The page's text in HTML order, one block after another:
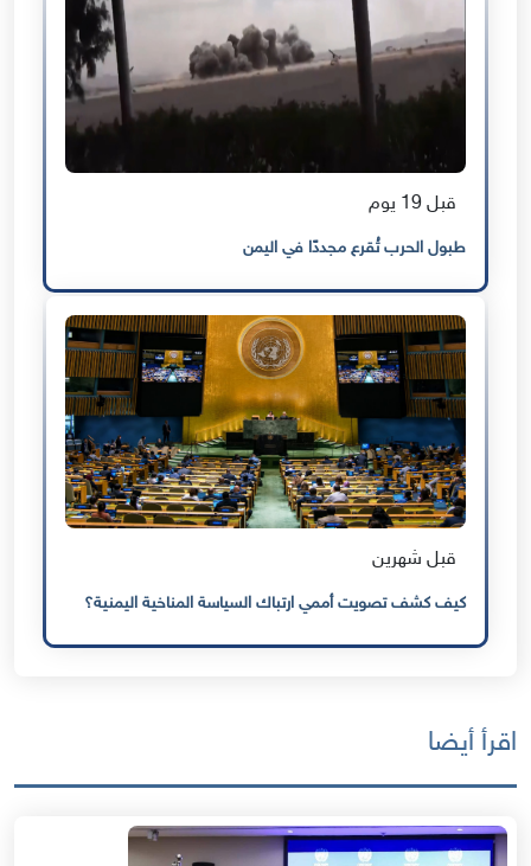
قبل 19 يوم
طبول الحرب تُقرع مجددًا في اليمن
قبل شهرين
كيف كشف تصويت أممي ارتباك السياسة المناخية اليمنية؟
اقرأ أيضا